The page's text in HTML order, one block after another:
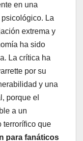
en una
La
extrema y
ha sido
La crítica ha
por su
y una
porque el
a un
terrorífico que
para fanáticos